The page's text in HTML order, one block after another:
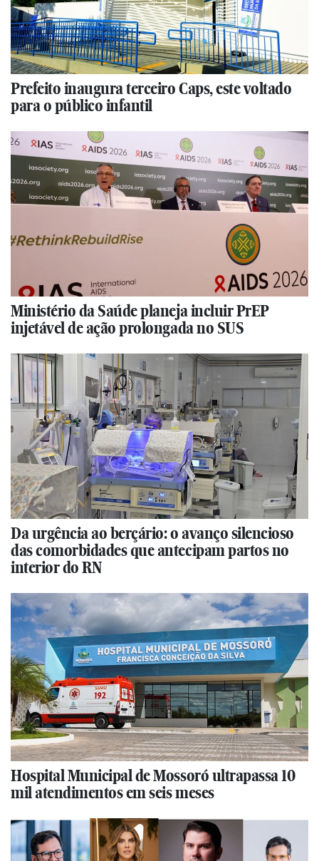
Prefeito inaugura terceiro Caps, este voltado
para o público infantil
Ministério da Saúde planeja incluir PrEP
injetável de ação prolongada no SUS
Da urgência ao berçário: o avanço silencioso
das comorbidades que antecipam partos no
interior do RN
Hospital Municipal de Mossoró ultrapassa 10
mil atendimentos em seis meses